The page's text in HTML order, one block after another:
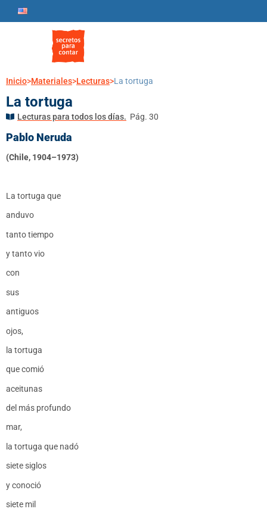
Inicio>Materiales>Lecturas>La tortuga
La tortuga
Lecturas para todos los días. Pág. 30
Pablo Neruda
(Chile, 1904–1973)
L a tortuga que
anduvo
tanto tiempo
y tanto vio
con
sus
antiguos
ojos,
la tortuga
que comió
aceitunas
del más profundo
mar,
la tortuga que nadó
siete siglos
y conoció
siete mil